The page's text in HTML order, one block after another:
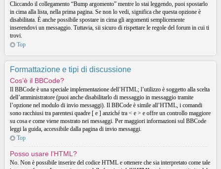
Cliccando il collegamento “Bump argomento” mentre lo stai leggendo, puoi spostarlo
in cima alla lista, nella prima pagina. Se non lo vedi, significa che questa opzione è
disabilitata. È anche possibile spostare in cima gli argomenti semplicemente
inserendovi un messaggio. Tuttavia, sii sicuro di rispettare le regole del forum in cui ti
trovi.
Top
Formattazione e tipi di discussione
Cos’è il BBCode?
Il BBCode è una speciale implementazione dell’HTML; l’utilizzo è soggetto alla scelta
dell’amministratore (puoi anche disabilitarlo di messaggio in messaggio tramite
l’opzione nel modulo di invio messaggi). Il BBCode è simile all’HTML, i comandi
sono racchiusi tra parentesi quadre [ e ] anziché tra < e > e offre un controllo maggiore
su cosa e come viene mostrato nei messaggi. Per maggiori informazioni sul BBCode
leggi la guida, accessibile dalla pagina di invio messaggi.
Top
Posso usare l’HTML?
No. Non è possibile inserire del codice HTML e ottenere che sia interpretato come tale